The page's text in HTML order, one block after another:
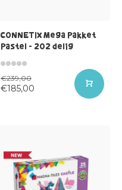
CONNETIX Mega Pakket
Pastel - 202 delig
€239,00
€185,00